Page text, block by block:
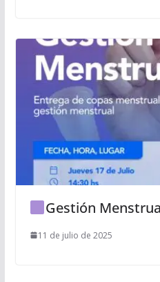
Gestión
11 de julio de 2025